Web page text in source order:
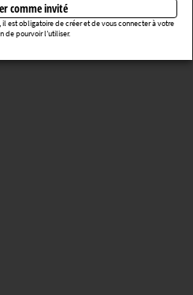
comme invité
est obligatoire de créer et de vous connecter à votre
de pourvoir l’utiliser.